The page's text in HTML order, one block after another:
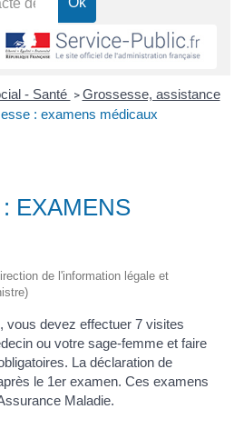
- Santé > Grossesse, assistance
: examens médicaux
EXAMENS
de l'information légale et
vous devez effectuer 7 visites
ou votre sage-femme et faire
La déclaration de
le 1er examen. Ces examens
Maladie.